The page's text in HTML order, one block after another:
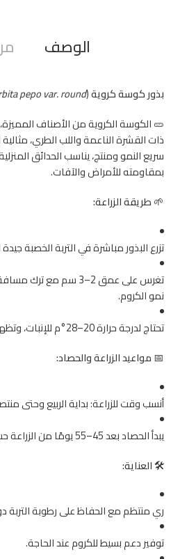
الوصف
بذور كوسة كروية(
pepo var. round
🥒 الكوسة الكروية من الأصناف المميزة،
ذات القشرة الناعمة واللب الطري،
سريع النمو ومنتج، يناسب الحدائق
بمقاومته للأمراض والآفات.
🌱طريقة الزراعة:
تزرع البذور مباشرة في التربة الخصبة
نمو الكروم.
تحتاج لدرجة حرارة 20–28°م للإنبات، وتظهر الشتلات بعد 7–10 أيام.
📅مواعيد الزراعة والحصاد:
أنسب وقت للزراعة: بداية الربيع وحتى
يبدأ الحصاد بعد 45–55 يومًا من الزراعة حسب حجم الثمار وظروف النمو.
🛠️العناية:
ري منتظم مع الحفاظ على رطوبة التربة
توفير دعم بسيط للكروم عند الحاجة.